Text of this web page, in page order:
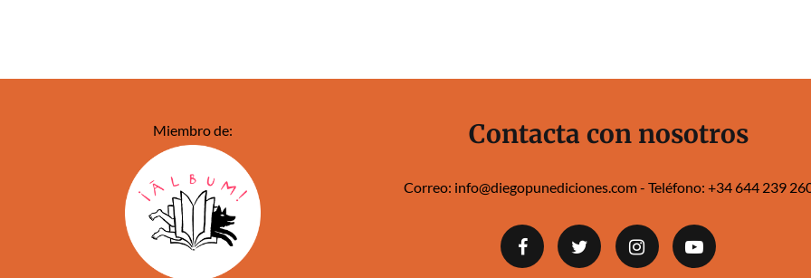
Miembro de: Contacta con nosotros
Correo: info@diegopunediciones.com- Teléfono: +34 644 239